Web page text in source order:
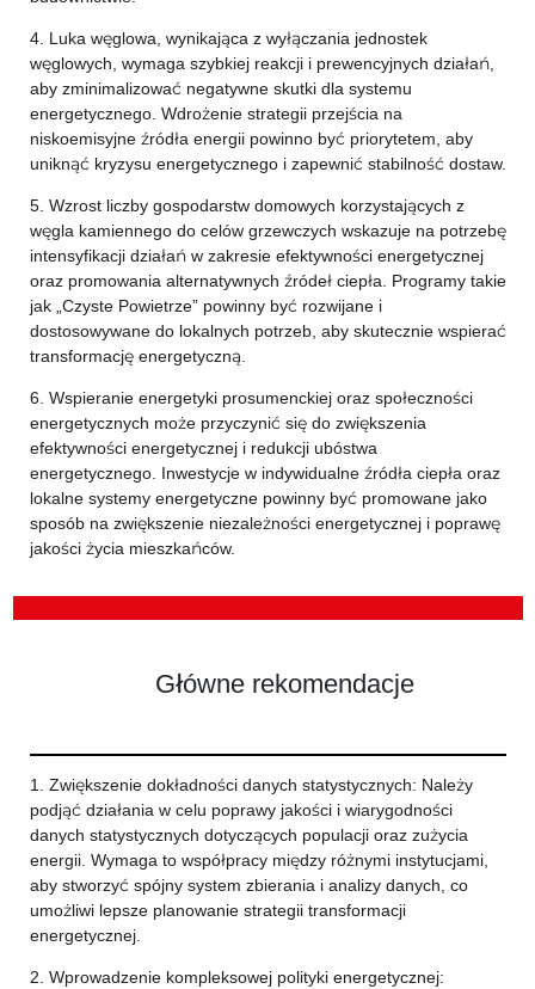
4. Luka węglowa, wynikająca z wyłączania jednostek
węglowych, wymaga szybkiej reakcji i prewencyjnych działań,
aby zminimalizować negatywne skutki dla systemu
energetycznego. Wdrożenie strategii przejścia na
niskoemisyjne źródła energii powinno być priorytetem, aby
uniknąć kryzysu energetycznego i zapewnić stabilność dostaw.
5. Wzrost liczby gospodarstw domowych korzystających z
węgla kamiennego do celów grzewczych wskazuje na potrzebę
intensyfikacji działań w zakresie efektywności energetycznej
oraz promowania alternatywnych źródeł ciepła. Programy takie
jak „Czyste Powietrze” powinny być rozwijane i
dostosowywane do lokalnych potrzeb, aby skutecznie wspierać
transformację energetyczną.
6. Wspieranie energetyki prosumenckiej oraz społeczności
energetycznych może przyczynić się do zwiększenia
efektywności energetycznej i redukcji ubóstwa
energetycznego. Inwestycje w indywidualne źródła ciepła oraz
lokalne systemy energetyczne powinny być promowane jako
sposób na zwiększenie niezależności energetycznej i poprawę
jakości życia mieszkańców.
Główne rekomendacje
1. Zwiększenie dokładności danych statystycznych: Należy
podjąć działania w celu poprawy jakości i wiarygodności
danych statystycznych dotyczących populacji oraz zużycia
energii. Wymaga to współpracy między różnymi instytucjami,
aby stworzyć spójny system zbierania i analizy danych, co
umożliwi lepsze planowanie strategii transformacji
energetycznej.
2. Wprowadzenie kompleksowej polityki energetycznej: